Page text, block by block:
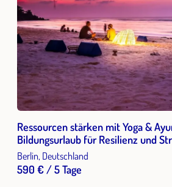
Ressourcen stärken mit Yoga &
Bildungsurlaub für Resilienz und
Berufsalltag
Berlin, Deutschland
590 € / 5 Tage